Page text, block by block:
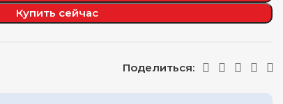
Купить сейчас
Поделиться: